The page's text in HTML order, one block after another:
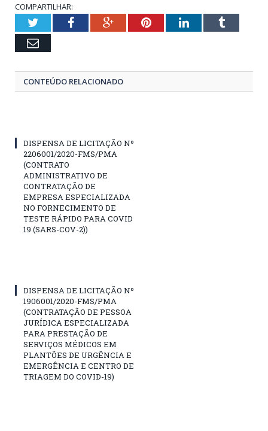
COMPARTILHAR:
TwitterFacebookGoogle+PinterestLinkedInTumblr
Email
CONTEÚDO RELACIONADO
DISPENSA DE LICITAÇÃO Nº
2206001/2020-FMS/PMA
(CONTRATO
ADMINISTRATIVO DE
CONTRATAÇÃO DE
EMPRESA ESPECIALIZADA
NO FORNECIMENTO DE
TESTE RÁPIDO PARA COVID
19 (SARS-COV-2))
DISPENSA DE LICITAÇÃO Nº
1906001/2020-FMS/PMA
(CONTRATAÇÃO DE PESSOA
JURÍDICA ESPECIALIZADA
PARA PRESTAÇÃO DE
SERVIÇOS MÉDICOS EM
PLANTÕES DE URGÊNCIA E
EMERGÊNCIA E CENTRO DE
TRIAGEM DO COVID-19)